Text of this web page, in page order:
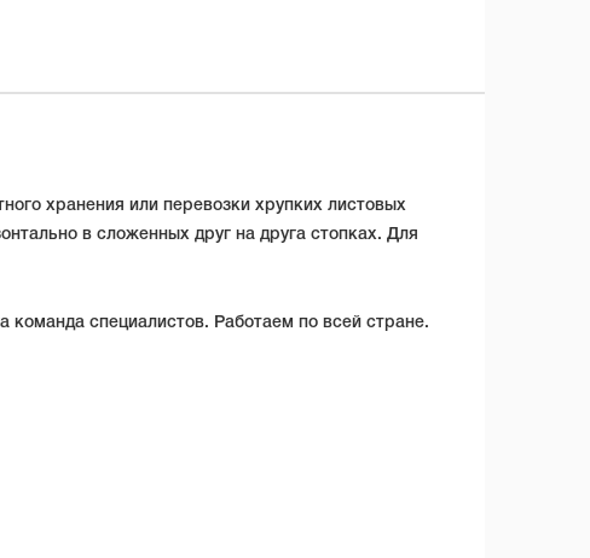
хранения или перевозки хрупких листовых
в сложенных друг на друга стопках. Для
специалистов. Работаем по всей стране.